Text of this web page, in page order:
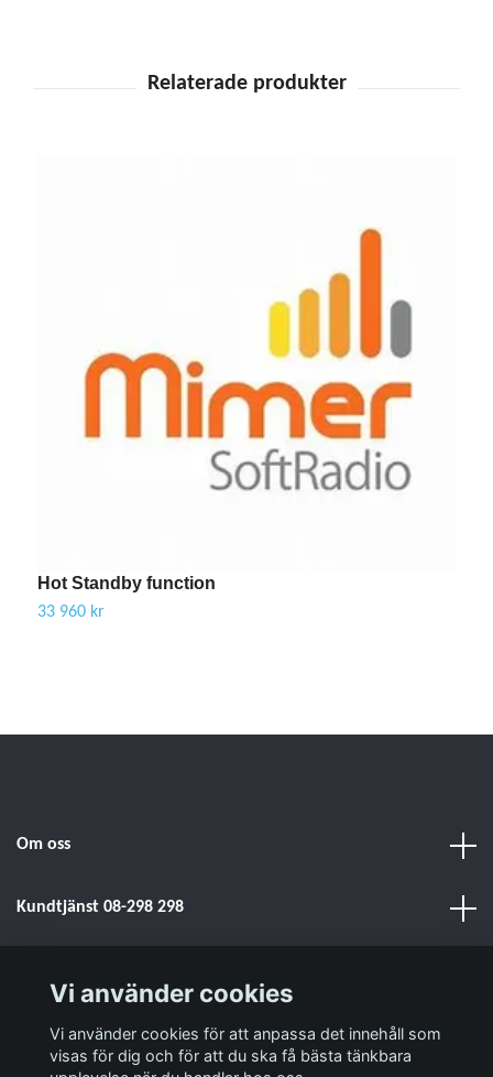
Hot Standby function
33 960 kr
Om oss
Kundtjänst 08-298 298
Läs mer
Vi använder cookies
Vi använder cookies för att anpassa det innehåll som
visas för dig och för att du ska få bästa tänkbara